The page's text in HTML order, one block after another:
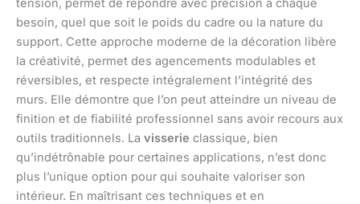
tension, permet de répondre avec précision à chaque
besoin, quel que soit le poids du cadre ou la nature du
support. Cette approche moderne de la décoration libère
la créativité, permet des agencements modulables et
réversibles, et respecte intégralement l’intégrité des
murs. Elle démontre que l’on peut atteindre un niveau de
finition et de fiabilité professionnel sans avoir recours aux
outils traditionnels. La visserie classique, bien
qu’indétrônable pour certaines applications, n’est donc
plus l’unique option pour qui souhaite valoriser son
intérieur. En maîtrisant ces techniques et en